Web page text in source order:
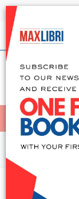
English
< Home
MENÙ
Arts and